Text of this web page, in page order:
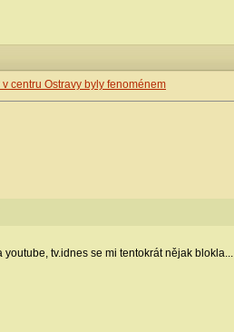
centru Ostravy byly fenoménem
tv.idnes se mi tentokrát nějak blokla...